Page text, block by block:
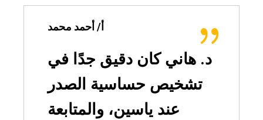
أ/ أحمد محمد
د. هاني كان دقيق جدًا في
تشخيص حساسية الصدر
عند ياسين، والمتابعة